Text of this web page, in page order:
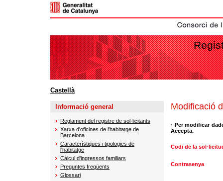
Castellà
Informació general
Reglament del registre de sol·licitants
Xarxa d'oficines de l'habitatge de
Barcelona
Característiques i tipologies de
l'habitatge
Càlcul d'ingressos familiars
Preguntes freqüents
Glossari
Modificació
· Per modificar
Accepta.
Codi de la
Contrasenya